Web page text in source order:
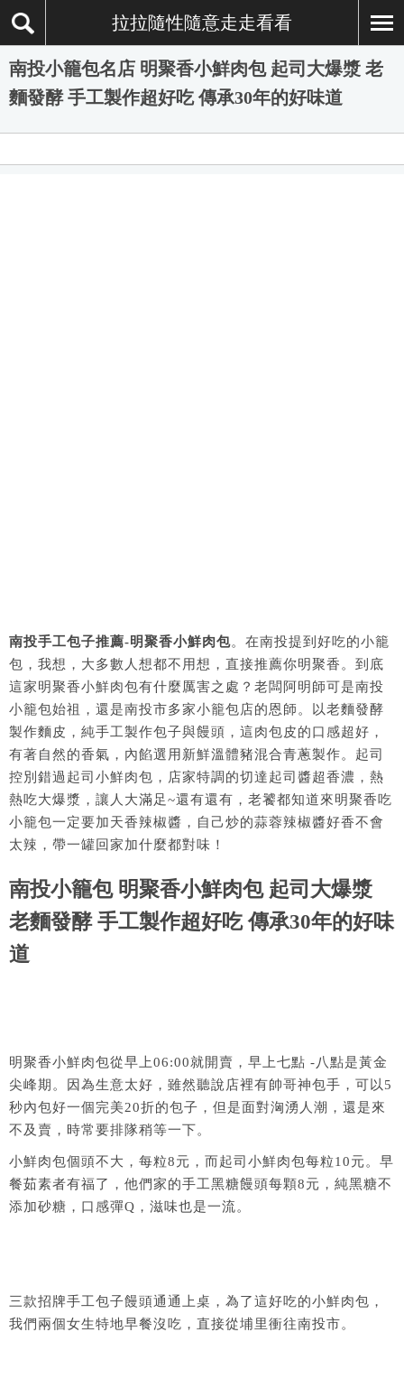
拉拉隨性隨意走走看看
南投小籠包名店 明聚香小鮮肉包 起司大爆漿 老
麵發酵 手工製作超好吃 傳承30年的好味道
南投手工包子推薦-明聚香小鮮肉包。在南投提到好吃的小籠
包，我想，大多數人想都不用想，直接推薦你明聚香。到底
這家明聚香小鮮肉包有什麼厲害之處？老闆阿明師可是南投
小籠包始祖，還是南投市多家小籠包店的恩師。以老麵發酵
製作麵皮，純手工製作包子與饅頭，這肉包皮的口感超好，
有著自然的香氣，內餡選用新鮮溫體豬混合青蔥製作。起司
控別錯過起司小鮮肉包，店家特調的切達起司醬超香濃，熱
熱吃大爆漿，讓人大滿足~還有還有，老饕都知道來明聚香吃
小籠包一定要加天香辣椒醬，自己炒的蒜蓉辣椒醬好香不會
太辣，帶一罐回家加什麼都對味！
南投小籠包 明聚香小鮮肉包 起司大爆漿
老麵發酵 手工製作超好吃 傳承30年的好味
道
明聚香小鮮肉包從早上06:00就開賣，早上七點 -八點是黃金
尖峰期。因為生意太好，雖然聽說店裡有帥哥神包手，可以5
秒內包好一個完美20折的包子，但是面對洶湧人潮，還是來
不及賣，時常要排隊稍等一下。
小鮮肉包個頭不大，每粒8元，而起司小鮮肉包每粒10元。早
餐茹素者有福了，他們家的手工黑糖饅頭每顆8元，純黑糖不
添加砂糖，口感彈Q，滋味也是一流。
三款招牌手工包子饅頭通通上桌，為了這好吃的小鮮肉包，
我們兩個女生特地早餐沒吃，直接從埔里衝往南投市。